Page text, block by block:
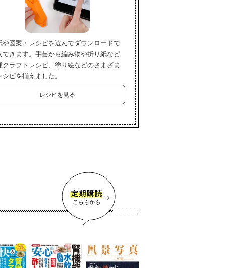
や図案・レシピを選んでダウンロードで
できます。手芸から編み物や折り紙など
クラフトレシピ、塗り絵などのさまざま
シピを揃えました。
レシピを見る